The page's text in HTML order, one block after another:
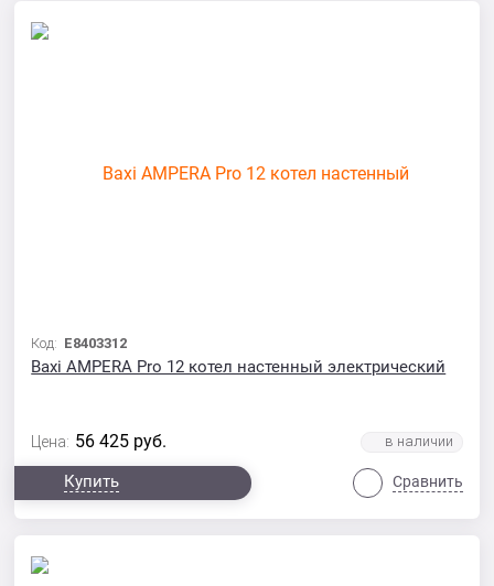
Код: E8403312
Baxi AMPERA Pro 12 котел настенный электрический
Цена: 56 425 руб.
Купить Сравнить